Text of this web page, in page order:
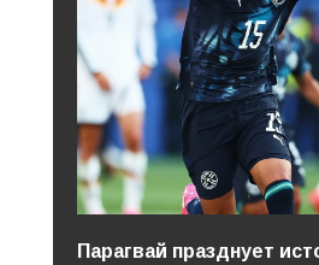
Парагвай празднует